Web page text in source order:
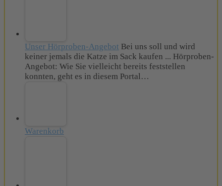
Unser Hörproben-Angebot Bei uns soll und wird
keiner jemals die Katze im Sack kaufen ... Hörproben-
Angebot: Wie Sie vielleicht bereits feststellen
konnten, geht es in diesem Portal…
Warenkorb